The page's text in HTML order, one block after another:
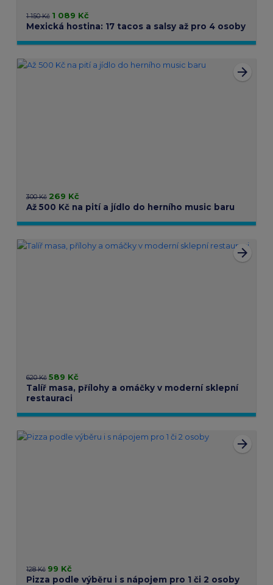
1 150 Kč 1 089 Kč
Mexická hostina: 17 tacos a salsy až pro 4 osoby
arrow_forward
300 Kč 269 Kč
Až 500 Kč na pití a jídlo do herního music baru
arrow_forward
620 Kč 589 Kč
Talíř masa, přílohy a omáčky v moderní sklepní
restauraci
arrow_forward
128 Kč 99 Kč
Pizza podle výběru i s nápojem pro 1 či 2 osoby